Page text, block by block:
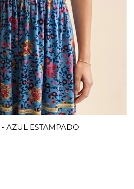
- AZUL ESTAMPADO